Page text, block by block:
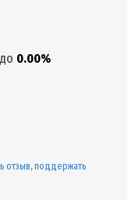
0.00%
отзыв, поддержать